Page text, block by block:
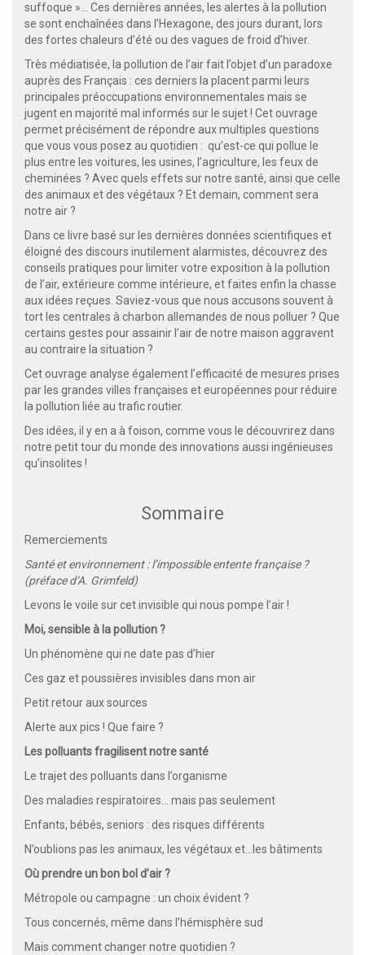
suffoque »… Ces dernières années, les alertes à la pollution
se sont enchaînées dans l’Hexagone, des jours durant, lors
des fortes chaleurs d’été ou des vagues de froid d’hiver.
Très médiatisée, la pollution de l’air fait l’objet d’un paradoxe
auprès des Français : ces derniers la placent parmi leurs
principales préoccupations environnementales mais se
jugent en majorité mal informés sur le sujet ! Cet ouvrage
permet précisément de répondre aux multiples questions
que vous vous posez au quotidien : qu’est-ce qui pollue le
plus entre les voitures, les usines, l’agriculture, les feux de
cheminées ? Avec quels effets sur notre santé, ainsi que celle
des animaux et des végétaux ? Et demain, comment sera
notre air ?
Dans ce livre basé sur les dernières données scientifiques et
éloigné des discours inutilement alarmistes, découvrez des
conseils pratiques pour limiter votre exposition à la pollution
de l’air, extérieure comme intérieure, et faites enfin la chasse
aux idées reçues. Saviez-vous que nous accusons souvent à
tort les centrales à charbon allemandes de nous polluer ? Que
certains gestes pour assainir l’air de notre maison aggravent
au contraire la situation ?
Cet ouvrage analyse également l’efficacité de mesures prises
par les grandes villes françaises et européennes pour réduire
la pollution liée au trafic routier.
Des idées, il y en a à foison, comme vous le découvrirez dans
notre petit tour du monde des innovations aussi ingénieuses
qu’insolites !
Sommaire
Remerciements
Santé et environnement : l’impossible entente française ?
(préface d’A. Grimfeld)
Levons le voile sur cet invisible qui nous pompe l’air !
Moi, sensible à la pollution ?
Un phénomène qui ne date pas d’hier
Ces gaz et poussières invisibles dans mon air
Petit retour aux sources
Alerte aux pics ! Que faire ?
Les polluants fragilisent notre santé
Le trajet des polluants dans l’organisme
Des maladies respiratoires... mais pas seulement
Enfants, bébés, seniors : des risques différents
N’oublions pas les animaux, les végétaux et...les bâtiments
Où prendre un bon bol d’air ?
Métropole ou campagne : un choix évident ?
Tous concernés, même dans l’hémisphère sud
Mais comment changer notre quotidien ?